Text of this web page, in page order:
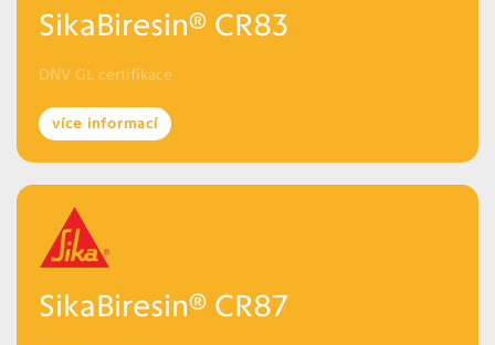
SikaBiresin® CR83
DNV GL certifikace
více informací
SikaBiresin® CR87